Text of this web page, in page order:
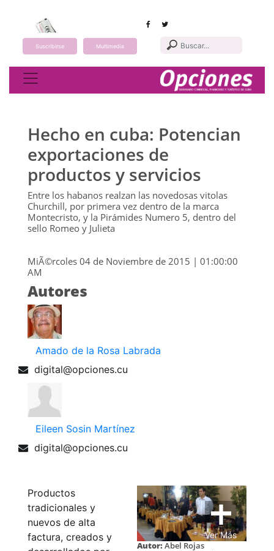
Suscribirse Multimedia
Toggle navigation
Hecho en cuba: Potencian
exportaciones de
productos y servicios
Entre los habanos realzan las novedosas vitolas
Churchill, por primera vez dentro de la marca
Montecristo, y la Pirámides Numero 5, dentro del
sello Romeo y Julieta
MiÃ©rcoles 04 de Noviembre de 2015 | 01:00:00
AM
Autores
Amado de la Rosa Labrada
digital@opciones.cu
Eileen Sosin Martínez
digital@opciones.cu
Ver Más
Autor: Abel Rojas
Productos
tradicionales y
nuevos de alta
factura, creados y